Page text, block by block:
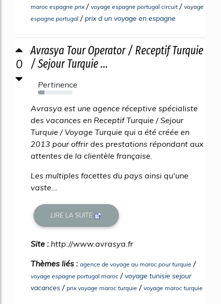
maroc espagne prix / voyage espagne portugal circuit/ voyage
espagne portugal /prix d un voyage en espagne
0
Avrasya Tour Operator / Receptif Turquie
/ Sejour Turquie ...
Pertinence
19%
Avrasya est une agence réceptive spécialiste
des vacances en Receptif Turquie / Sejour
Turquie / Voyage Turquie qui a été créée en
2013 pour offrir des prestations répondant aux
attentes de la clientèle française.
Les multiples facettes du pays ainsi qu'une
vaste...
LIRE LA SUITE
Site : http://www.avrasya.fr
Thèmes liés : agence de voyage au maroc pour turquie /
voyage espagne portugal maroc /voyage tunisie sejour
vacances / prix voyage maroc turquie / voyage maroc turquie